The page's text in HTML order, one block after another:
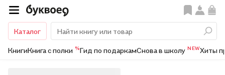
Каталог
КнигиКнига с полки %Гид по подаркамСнова в школу NEWХиты